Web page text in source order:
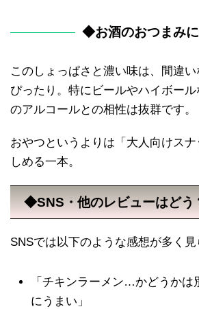
◆お酒のおつまみ
このしょっぱさと濃い味は、間違
ぴったり。特にビールやハイボー
のアルコールとの相性は抜群です。
おやつというよりは「大人向けス
しめる一本。
◆SNS・他のレビューはどう
SNSでは以下のような感想が多く見
「チキンラーメン…かどうかは
にうまい」